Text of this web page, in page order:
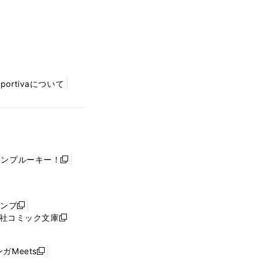
について
プルーキー！
新
ン
プ
新
し
ィ
コミック文庫
新
ガMeets
新